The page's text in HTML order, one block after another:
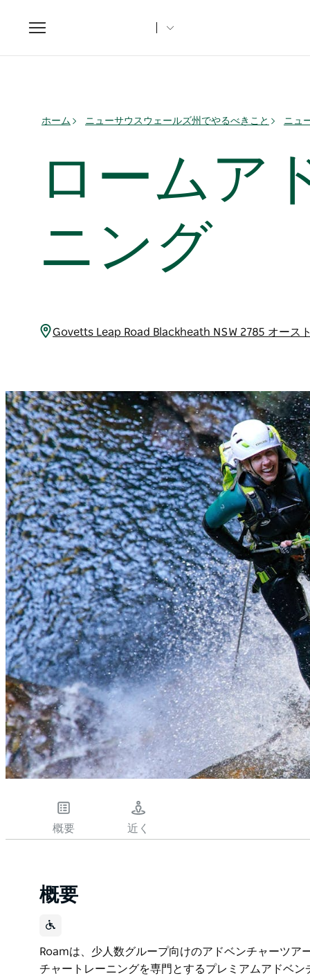
Toggle
navigation
ホーム ニューサウスウェールズ州でやるべきこと ニュ
ロームア
ニング
Govetts Leap Road Blackheath NSW 2785 オース
概要 近く
概要
Roamは、少人数グループ向けのアドベンチャーツ
チャートレーニングを専門とするプレミアムアドベ